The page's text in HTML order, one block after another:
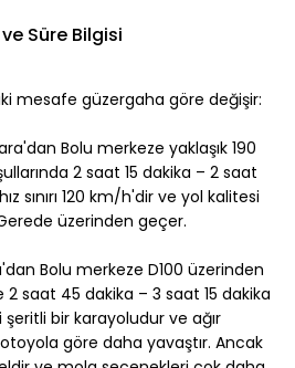
Süre Bilgisi
mesafe güzergaha göre değişir:
Bolu merkeze yaklaşık 190
2 saat 15 dakika – 2 saat
sınırı 120 km/h'dir ve yol kalitesi
üzerinden geçer.
Bolu merkeze D100 üzerinden
2 saat 45 dakika – 3 saat 15 dakika
şeritli bir karayoludur ve ağır
göre daha yavaştır. Ancak